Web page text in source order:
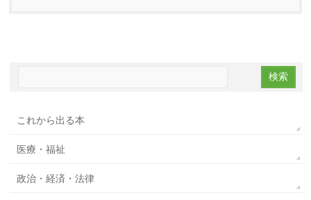
これから出る本
医療・福祉
政治・経済・法律